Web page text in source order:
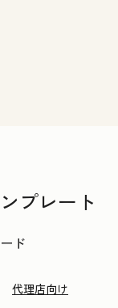
プレート
ド
代理店向け